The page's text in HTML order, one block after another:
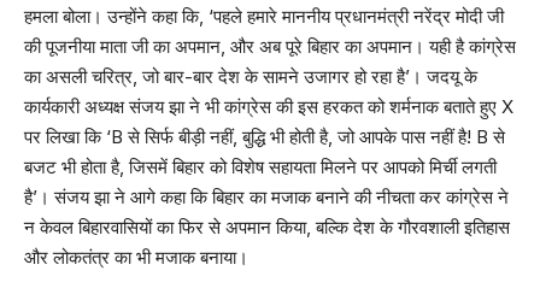
हमला बोला। उन्होंने कहा कि, ‘पहले हमारे माननीय प्रधानमंत्री नरेंद्र मोदी जी
की पूजनीया माता जी का अपमान, और अब पूरे बिहार का अपमान। यही है कांग्रेस
का असली चरित्र, जो बार-बार देश के सामने उजागर हो रहा है’। जदयू के
कार्यकारी अध्यक्ष संजय झा ने भी कांग्रेस की इस हरकत को शर्मनाक बताते हुए X
पर लिखा कि ‘B से सिर्फ बीड़ी नहीं, बुद्धि भी होती है, जो आपके पास नहीं है! B से
बजट भी होता है, जिसमें बिहार को विशेष सहायता मिलने पर आपको मिर्ची लगती
है’। संजय झा ने आगे कहा कि बिहार का मजाक बनाने की नीचता कर कांग्रेस ने
न केवल बिहारवासियों का फिर से अपमान किया, बल्कि देश के गौरवशाली इतिहास
और लोकतंत्र का भी मजाक बनाया।